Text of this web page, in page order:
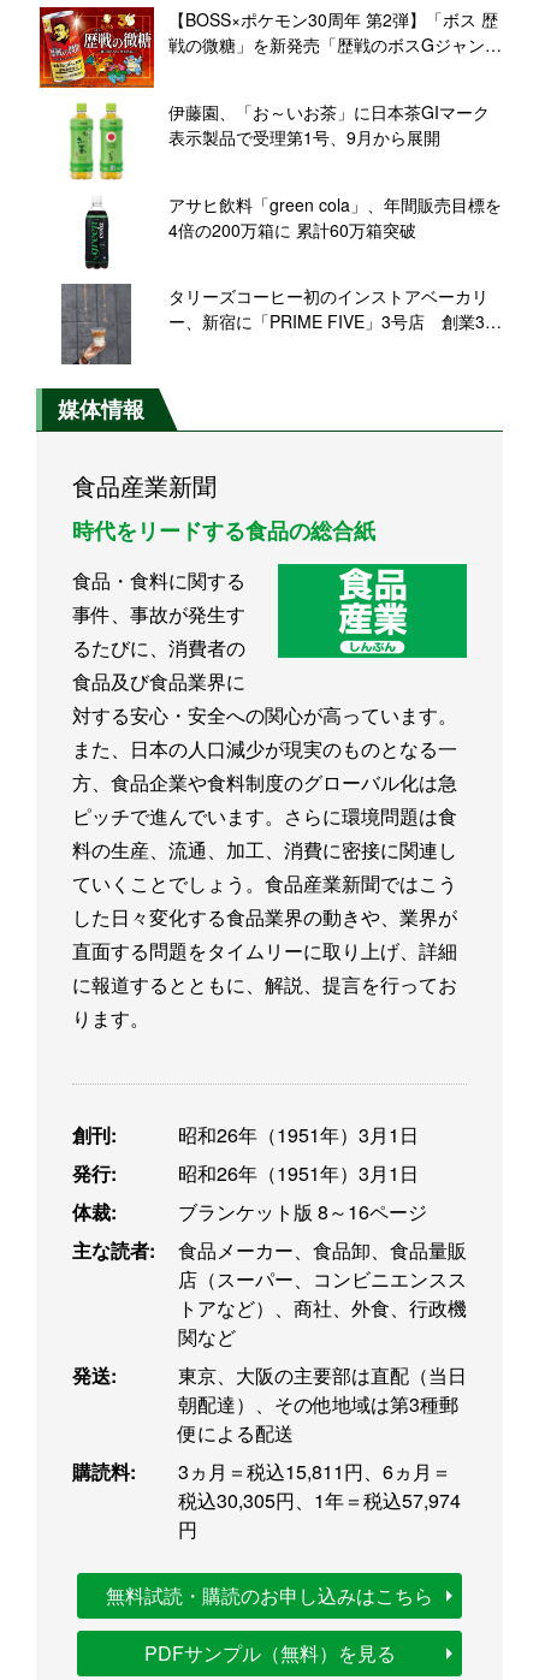
【BOSS×ポケモン30周年 第2弾】「ボス 歴
戦の微糖」を新発売「歴戦のボスGジャン」
伊藤園、「お～いお茶」に日本茶GIマーク
表示製品で受理第1号、9月から展開
アサヒ飲料「green cola」、年間販売目標を
4倍の200万箱に 累計60万箱突破
タリーズコーヒー初のインストアベーカリ
ー、新宿に「PRIME FIVE」3号店 創業30
媒体情報
食品産業新聞
時代をリードする食品の総合紙
食品・食料に関する
事件、事故が発生す
るたびに、消費者の
食品及び食品業界に
対する安心・安全への関心が高っています。
また、日本の人口減少が現実のものとなる一
方、食品企業や食料制度のグローバル化は急
ピッチで進んでいます。さらに環境問題は食
料の生産、流通、加工、消費に密接に関連し
ていくことでしょう。食品産業新聞ではこう
した日々変化する食品業界の動きや、業界が
直面する問題をタイムリーに取り上げ、詳細
に報道するとともに、解説、提言を行ってお
ります。
創刊:
昭和26年（1951年）3月1日
発行:
昭和26年（1951年）3月1日
体裁:
ブランケット版 8～16ページ
主な読者:
食品メーカー、食品卸、食品量販
店（スーパー、コンビニエンスス
トアなど）、商社、外食、行政機
関など
発送:
東京、大阪の主要部は直配（当日
朝配達）、その他地域は第3種郵
便による配送
購読料:
3ヵ月＝税込15,811円、6ヵ月＝
税込30,305円、1年＝税込57,974
円
無料試読・購読のお申し込みはこちら
PDFサンプル（無料）を見る